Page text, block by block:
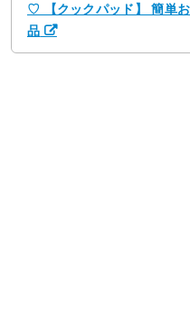
♡ 【クックパッド】 簡単
品